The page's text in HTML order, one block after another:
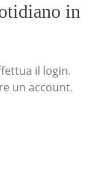
in
il login.
un account.